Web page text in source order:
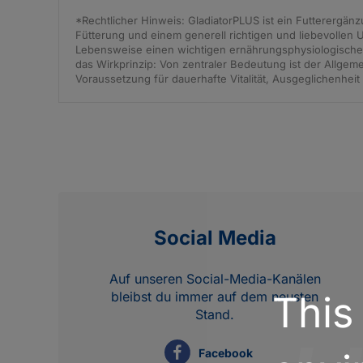
*Rechtlicher Hinweis: GladiatorPLUS ist ein
Fütterung und einem generell richtigen und liebevollen
Lebensweise einen wichtigen
das Wirkprinzip: Von zentraler Bedeutung ist der
Voraussetzung für dauerhafte Vitalität,
Social Media
Auf unseren Social-Media-Kanälen
bleibst du immer auf dem neusten
Stand.
Facebook